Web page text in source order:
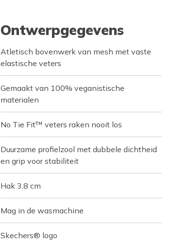
Ontwerpgegevens
Atletisch bovenwerk van mesh met vaste
elastische veters
Gemaakt van 100% veganistische
materialen
No Tie Fit™ veters raken nooit los
Duurzame profielzool met dubbele dichtheid
en grip voor stabiliteit
Hak 3,8 cm
Mag in de wasmachine
Skechers® logo